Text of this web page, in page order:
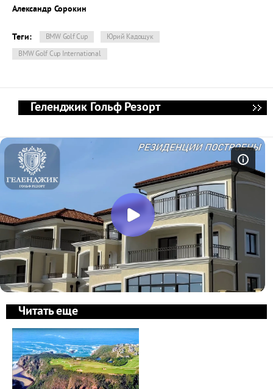
Александр Сорокин
Теги: BMW Golf Cup
Юрий Кадощук
BMW Golf Cup International
Геленджик Гольф Резорт
Читать еще